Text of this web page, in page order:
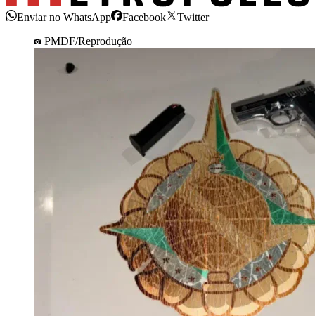
Enviar no WhatsApp Facebook
Twitter
PMDF/Reprodução